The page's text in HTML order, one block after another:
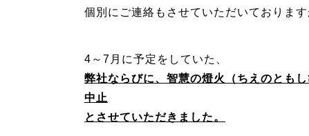
個別にご連絡もさせていただいております
4～7月に予定をしていた、
弊社ならびに、智慧の燈火（ちえのとも
中止
とさせていただきました。